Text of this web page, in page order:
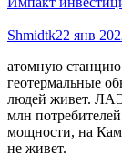
Shmidtk22 янв
атомную станцию
геотермальные
людей живет.
млн
мощности, на
не живет.